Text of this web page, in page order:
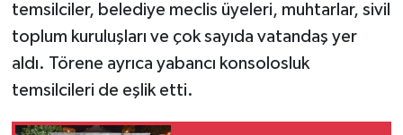
temsilciler, belediye meclis üyeleri, muhtarlar, sivil
toplum kuruluşları ve çok sayıda vatandaş yer
aldı. Törene ayrıca yabancı konsolosluk
temsilcileri de eşlik etti.